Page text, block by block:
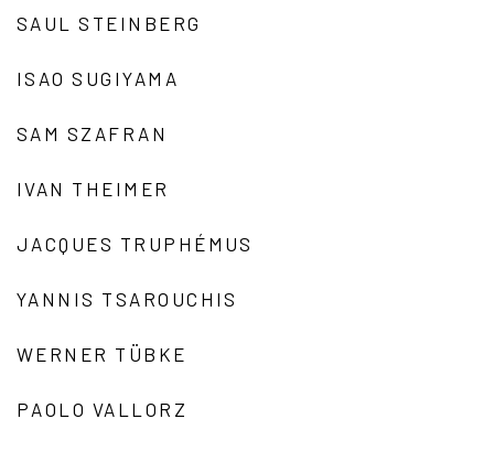
SAUL STEINBERG
ISAO SUGIYAMA
SAM SZAFRAN
IVAN THEIMER
JACQUES TRUPHÉMUS
YANNIS TSAROUCHIS
WERNER TÜBKE
PAOLO VALLORZ